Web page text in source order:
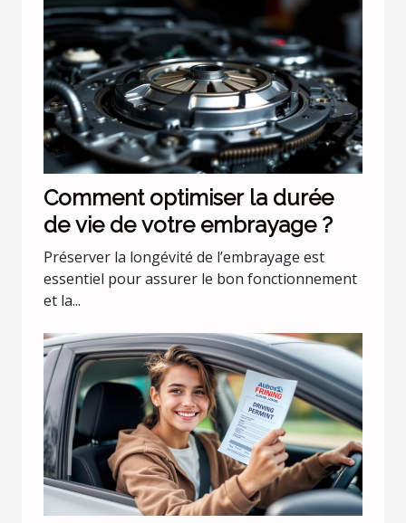
Comment optimiser la durée
de vie de votre embrayage ?
Préserver la longévité de l’embrayage est
essentiel pour assurer le bon fonctionnement
et la...